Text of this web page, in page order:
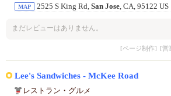
MAP 2525 S King Rd, San Jose, CA, 95122 US
まだレビューはありません。
[ページ制作] [営
Lee's Sandwiches - McKee Road
レストラン・グルメ